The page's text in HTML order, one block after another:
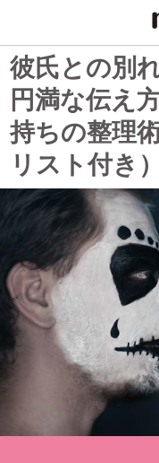
彼氏との別
円満な伝え
持ちの整理
リスト付き）